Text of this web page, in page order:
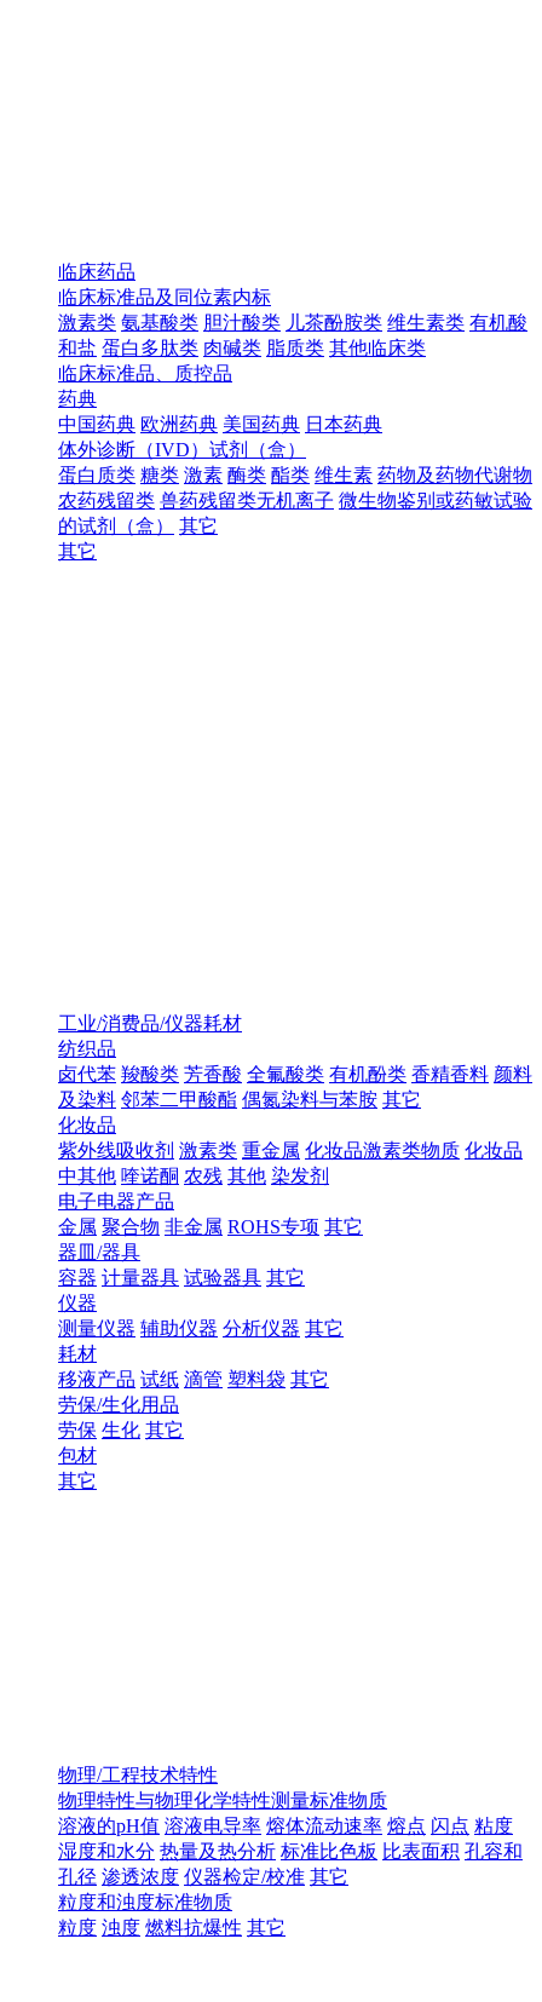
临床药品
临床标准品及同位素内标
激素类 氨基酸类 胆汁酸类 儿茶酚胺类 维生素类 有机酸
和盐 蛋白多肽类 肉碱类 脂质类 其他临床类
临床标准品、质控品
药典
中国药典 欧洲药典 美国药典 日本药典
体外诊断（IVD）试剂（盒）
蛋白质类 糖类 激素 酶类 酯类 维生素 药物及药物代谢物
农药残留类 兽药残留类无机离子 微生物鉴别或药敏试验
的试剂（盒）
其它
其它
工业/消费品/仪器耗材
纺织品
卤代苯 羧酸类 芳香酸 全氟酸类 有机酚类 香精香料 颜料
及染料 邻苯二甲酸酯 偶氮染料与苯胺 其它
化妆品
紫外线吸收剂 激素类 重金属 化妆品激素类物质 化妆品
中其他 喹诺酮 农残 其他 染发剂
电子电器产品
金属 聚合物 非金属 ROHS专项 其它
器皿/器具
容器 计量器具 试验器具 其它
仪器
测量仪器 辅助仪器 分析仪器 其它
耗材
移液产品 试纸 滴管 塑料袋 其它
劳保/生化用品
劳保 生化 其它
包材
其它
物理/工程技术特性
物理特性与物理化学特性测量标准物质
溶液的pH值 溶液电导率 熔体流动速率 熔点 闪点 粘度
湿度和水分 热量及热分析 标准比色板 比表面积 孔容和
孔径 渗透浓度 仪器检定/校准 其它
粒度和浊度标准物质
粒度 浊度 燃料抗爆性 其它